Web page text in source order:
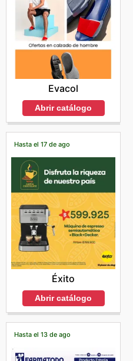
Evacol
Abrir catálogo
Hasta el 17 de ago
Éxito
Abrir catálogo
Hasta el 13 de ago